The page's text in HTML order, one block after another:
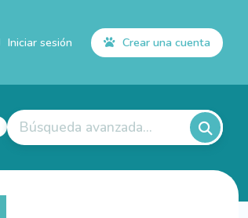
Iniciar sesión Crear una cuenta
Búsqueda avanzada...